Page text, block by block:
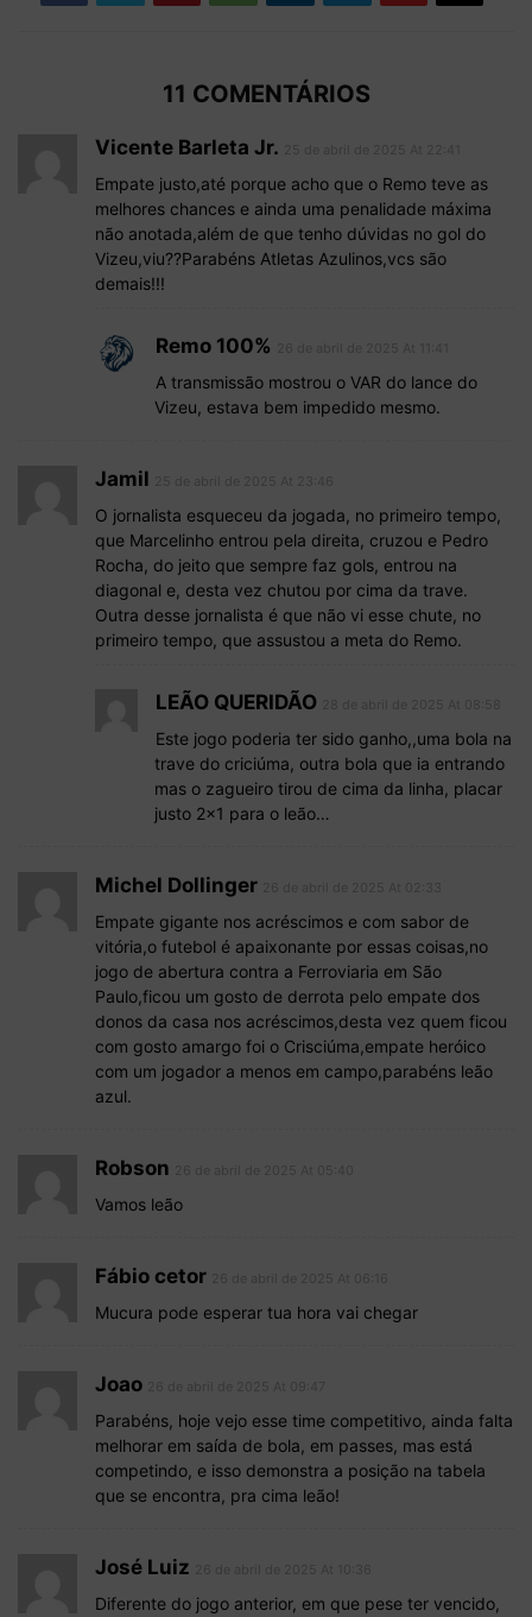
11 COMENTÁRIOS
Vicente Barleta Jr.
Empate justo,até porque acho que o Remo teve as
melhores chances e ainda uma penalidade máxima
não anotada,além de que tenho dúvidas no gol do
Vizeu,viu??Parabéns Atletas Azulinos,vcs são
demais!!!
Remo 100%
A transmissão mostrou o VAR do lance do
Vizeu, estava bem impedido mesmo.
Jamil
O jornalista esqueceu da jogada, no primeiro tempo,
que Marcelinho entrou pela direita, cruzou e Pedro
Rocha, do jeito que sempre faz gols, entrou na
diagonal e, desta vez chutou por cima da trave.
Outra desse jornalista é que não vi esse chute, no
primeiro tempo, que assustou a meta do Remo.
LEÃO QUERIDÃO
Este jogo poderia ter sido ganho,,uma bola na
trave do criciúma, outra bola que ia entrando
mas o zagueiro tirou de cima da linha, placar
justo 2×1 para o leão…
Michel Dollinger
Empate gigante nos acréscimos e com sabor de
vitória,o futebol é apaixonante por essas coisas,no
jogo de abertura contra a Ferroviaria em São
Paulo,ficou um gosto de derrota pelo empate dos
donos da casa nos acréscimos,desta vez quem ficou
com gosto amargo foi o Crisciúma,empate heróico
com um jogador a menos em campo,parabéns leão
azul.
Robson
Vamos leão
Fábio cetor
Mucura pode esperar tua hora vai chegar
Joao
Parabéns, hoje vejo esse time competitivo, ainda falta
melhorar em saída de bola, em passes, mas está
competindo, e isso demonstra a posição na tabela
que se encontra, pra cima leão!
José Luiz
Diferente do jogo anterior, em que pese ter vencido,